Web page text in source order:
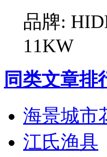
品牌:
11KW
同类文章排
海景城市
江氏渔具